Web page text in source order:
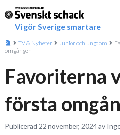
Vi gör Sverige smartare
TV & Nyheter Junior och ungdom
omgången
Favoriterna
första
Publicerad 22 november, 2024 av